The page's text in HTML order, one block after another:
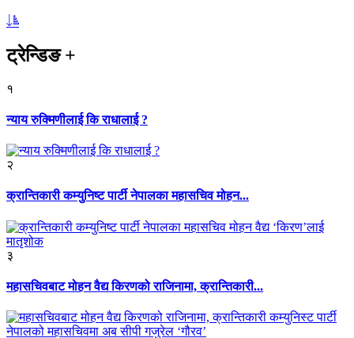
ट्रेन्डिङ+
१
न्याय रुक्मिणीलाई कि राधालाई ?
२
क्रान्तिकारी कम्युनिष्ट पार्टी नेपालका महासचिव मोहन...
३
महासचिवबाट मोहन वैद्य किरणको राजिनामा, क्रान्तिकारी...